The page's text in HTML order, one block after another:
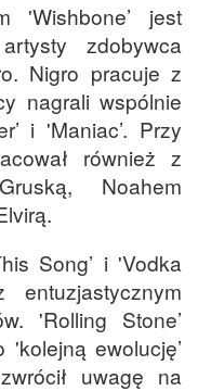
'Wishbone’ jest
zdobywca
Nigro pracuje z
nagrali wspólnie
i 'Maniac’. Przy
również z
Noahem
Song’ i 'Vodka
'Rolling Stone’
ewolucję’
uwagę na